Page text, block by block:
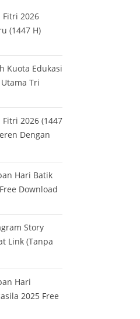
Fitri 2026
(1447 H)
Kuota Edukasi
Tri
2026 (1447
Dengan
Hari Batik
Download
Story
Link (Tanpa
Hari
2025 Free